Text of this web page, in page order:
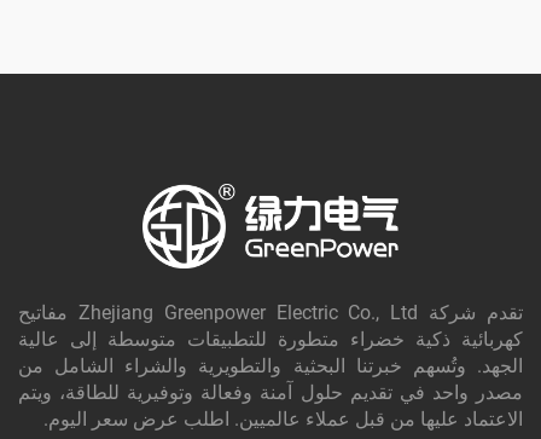
تقدم شركة Zhejiang Greenpower Electric Co., Ltd مفاتيح
كهربائية ذكية خضراء متطورة للتطبيقات متوسطة إلى عالية
الجهد. وتُسهم خبرتنا البحثية والتطويرية والشراء الشامل من
مصدر واحد في تقديم حلول آمنة وفعالة وتوفيرية للطاقة، ويتم
الاعتماد عليها من قبل عملاء عالميين. اطلب عرض سعر اليوم.